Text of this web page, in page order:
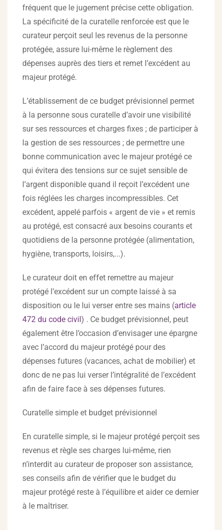
fréquent que le jugement précise cette obligation.
La spécificité de la curatelle renforcée est que le
curateur perçoit seul les revenus de la personne
protégée, assure lui-même le règlement des
dépenses auprès des tiers et remet l’excédent au
majeur protégé.
L’établissement de ce budget prévisionnel permet
à la personne sous curatelle d’avoir une visibilité
sur ses ressources et charges fixes ; de participer à
la gestion de ses ressources ; de permettre une
bonne communication avec le majeur protégé ce
qui évitera des tensions sur ce sujet sensible de
l’argent disponible quand il reçoit l’excédent une
fois réglées les charges incompressibles. Cet
excédent, appelé parfois « argent de vie » et remis
au protégé, est consacré aux besoins courants et
quotidiens de la personne protégée (alimentation,
hygiène, transports, loisirs,...).
Le curateur doit en effet remettre au majeur
protégé l’excédent sur un compte laissé à sa
disposition ou le lui verser entre ses mains (article
472 du code civil) . Ce budget prévisionnel, peut
également être l’occasion d’envisager une épargne
avec l’accord du majeur protégé pour des
dépenses futures (vacances, achat de mobilier) et
donc de ne pas lui verser l’intégralité de l’excédent
afin de faire face à ses dépenses futures.
Curatelle simple et budget prévisionnel
En curatelle simple, si le majeur protégé perçoit ses
revenus et règle ses charges lui-même, rien
n’interdit au curateur de proposer son assistance,
ses conseils afin de vérifier que le budget du
majeur protégé reste à l’équilibre et aider ce dernier
à le maîtriser.